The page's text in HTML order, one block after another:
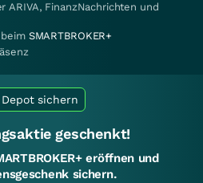
ARIVA, FinanzNachrichten und
SMARTBROKER+
sichern
geschenkt!
eröffnen und
sichern.